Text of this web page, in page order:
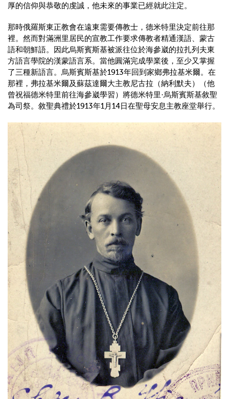
厚的信仰與恭敬的虔誠，他未來的事業已經就此注定。
那時俄羅斯東正教會在遠東需要傳教士，德米特里決定前往那
裡。然而對滿洲里居民的宣教工作要求傳教者精通漢語、蒙古
語和朝鮮語。因此烏斯賓斯基被派往位於海參崴的拉扎列夫東
方語言學院的漢蒙語言系。當他圓滿完成學業後，至少又掌握
了三種新語言。烏斯賓斯基於1913年回到家鄉弗拉基米爾。在
那裡，弗拉基米爾及蘇茲達爾大主教尼古拉（納利默夫）（他
曾祝福德米特里前往海參崴學習）將德米特里·烏斯賓斯基敘聖
為司祭。敘聖典禮於1913年1月14日在聖母安息主教座堂舉行。